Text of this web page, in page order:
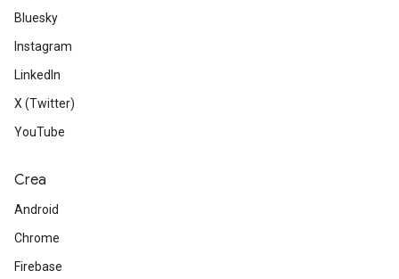
Bluesky
Instagram
LinkedIn
X (Twitter)
YouTube
Crea
Android
Chrome
Firebase